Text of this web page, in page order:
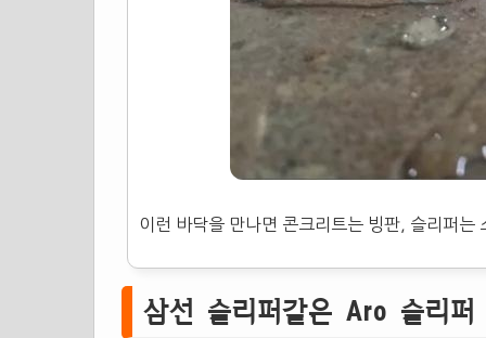
이런 바닥을 만나면 콘크리트는 빙판, 슬리퍼 는
삼선 슬리퍼같은 Aro 슬리퍼